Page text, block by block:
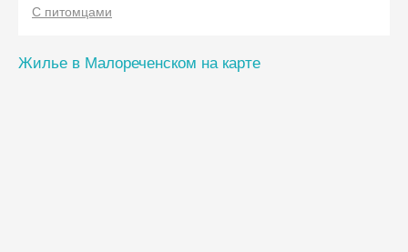
С питомцами
Жилье в Малореченском на карте